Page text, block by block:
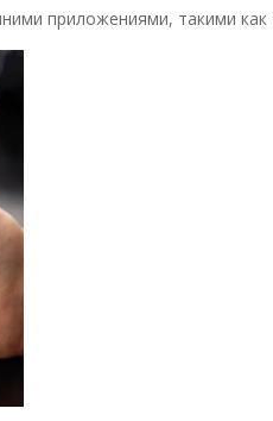
приложениями, такими как